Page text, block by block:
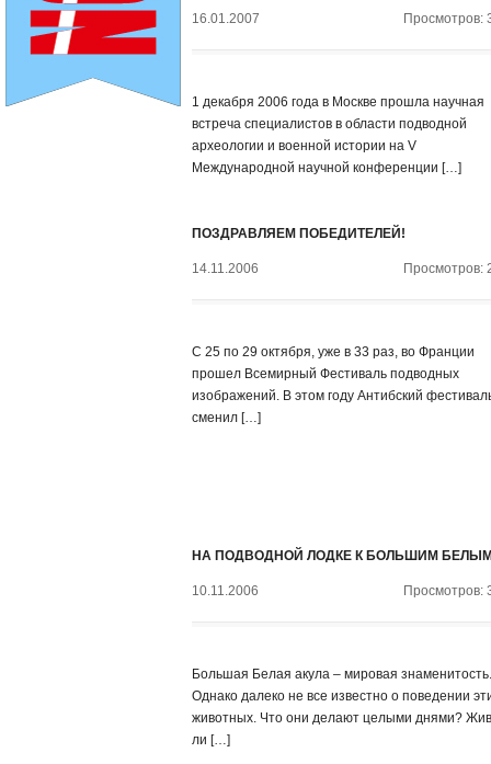
16.01.2007 Просмотров:
1 декабря 2006 года в Москве прошла научная
встреча специалистов в области подводной
археологии и военной истории на V
Международной научной конференции […]
ПОЗДРАВЛЯЕМ ПОБЕДИТЕЛЕЙ!
14.11.2006 Просмотров:
С 25 по 29 октября, уже в 33 раз, во Франции
прошел Всемирный Фестиваль подводных
изображений. В этом году Антибский
сменил […]
НА ПОДВОДНОЙ ЛОДКЕ К БОЛЬШИМ
10.11.2006 Просмотров:
Большая Белая акула – мировая знаменитость.
Однако далеко не все известно о поведении
животных. Что они делают целыми днями?
ли […]